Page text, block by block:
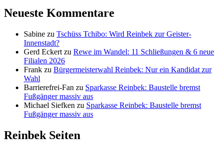
Neueste Kommentare
Sabine zu Tschüss Tchibo: Wird Reinbek zur Geister-
Innenstadt?
Gerd Eckert zu Rewe im Wandel: 11 Schließungen & 6 neue
Filialen 2026
Frank zu Bürgermeisterwahl Reinbek: Nur ein Kandidat zur
Wahl
Barrierefrei-Fan zu Sparkasse Reinbek: Baustelle bremst
Fußgänger massiv aus
Michael Siefken zu Sparkasse Reinbek: Baustelle bremst
Fußgänger massiv aus
Reinbek Seiten